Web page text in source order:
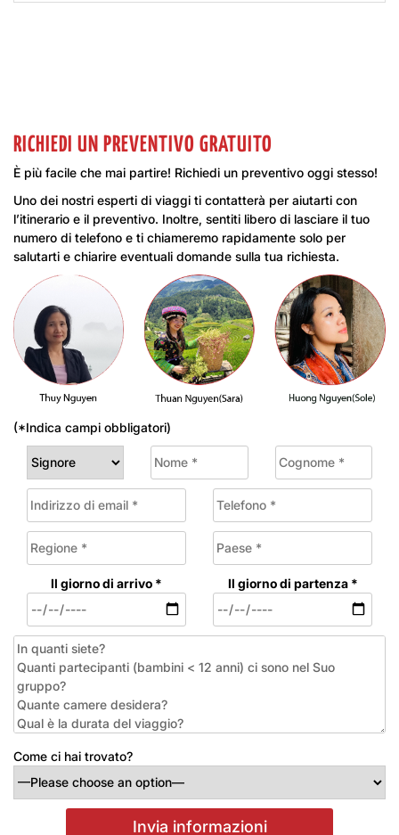
RICHIEDI UN PREVENTIVO GRATUITO
È più facile che mai partire! Richiedi un preventivo oggi stesso!
Uno dei nostri esperti di viaggi ti contatterà per aiutarti con
l’itinerario e il preventivo. Inoltre, sentiti libero di lasciare il tuo
numero di telefono e ti chiameremo rapidamente solo per
salutarti e chiarire eventuali domande sulla tua richiesta.
(*Indica campi obbligatori)
Il giorno di arrivo * Il giorno di partenza *
Come ci hai trovato?